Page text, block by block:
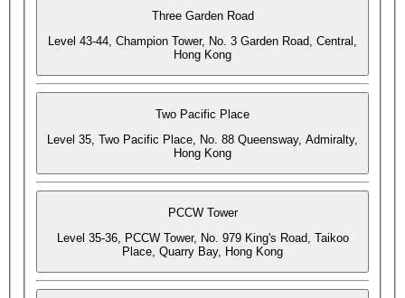
Three Garden Road
Level 43-44, Champion Tower, No. 3 Garden Road, Central,
Hong Kong
Two Pacific Place
Level 35, Two Pacific Place, No. 88 Queensway, Admiralty,
Hong Kong
PCCW Tower
Level 35-36, PCCW Tower, No. 979 King's Road, Taikoo
Place, Quarry Bay, Hong Kong